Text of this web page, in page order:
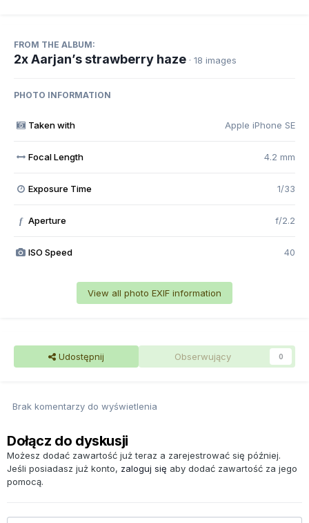
FROM THE ALBUM:
2x Aarjan’s strawberry haze · 18 images
PHOTO INFORMATION
Taken with Apple iPhone SE
Focal Length 4.2 mm
Exposure Time 1/33
f Aperture f/2.2
ISO Speed 40
View all photo EXIF information
Udostępnij Obserwujący 0
Brak komentarzy do wyświetlenia
Dołącz do dyskusji
Możesz dodać zawartość już teraz a zarejestrować się później.
Jeśli posiadasz już konto, zaloguj się aby dodać zawartość za jego
pomocą.